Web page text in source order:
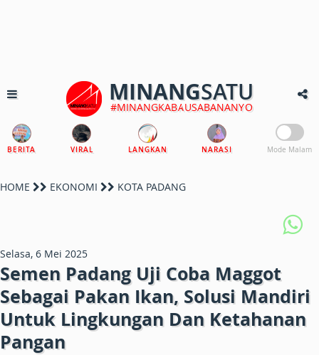
MINANGSATU
#MINANGKABAUSABANANYO
BERITA VIRAL LANGKAN NARASI Mode Malam
HOME EKONOMI KOTA PADANG
Selasa, 6 Mei 2025
Semen Padang Uji Coba Maggot
Sebagai Pakan Ikan, Solusi Mandiri
Untuk Lingkungan Dan Ketahanan
Pangan